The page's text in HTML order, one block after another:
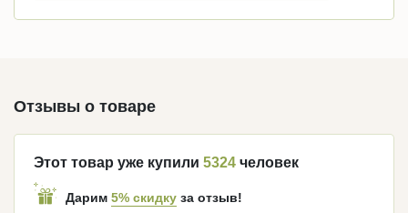
Отзывы о товаре
Этот товар уже купили 5324 человек
Дарим 5% скидку за отзыв!